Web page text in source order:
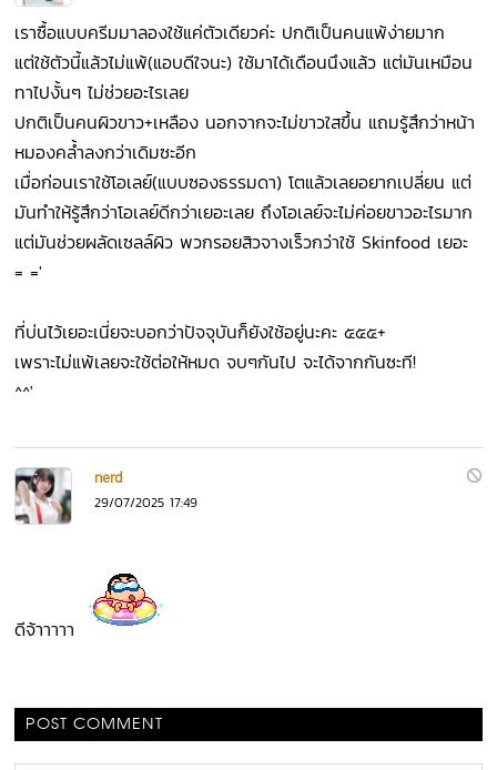
เราซื้อแบบครีมมาลองใช้แค่ตัวเดียวค่ะ ปกติเป็นคนแพ้ง่ายมาก
แต่ใช้ตัวนี้แล้วไม่แพ้(แอบดีใจนะ) ใช้มาได้เดือนนึงแล้ว แต่มันเหมือน
ทาไปงั้นๆ ไม่ช่วยอะไรเลย
ปกติเป็นคนผิวขาว+เหลือง นอกจากจะไม่ขาวใสขึ้น แถมรู้สึกว่าหน้า
หมองคล้ำลงกว่าเดิมซะอีก
เมื่อก่อนเราใช้โอเลย์(แบบซองธรรมดา) โตแล้วเลยอยากเปลี่ยน แต่
มันทำให้รู้สึกว่าโอเลย์ดีกว่าเยอะเลย ถึงโอเลย์จะไม่ค่อยขาวอะไรมาก
แต่มันช่วยผลัดเซลล์ผิว พวกรอยสิวจางเร็วกว่าใช้ Skinfood เยอะ
= ='
ที่บ่นไว้เยอะเนี่ยจะบอกว่าปัจจุบันก็ยังใช้อยู่นะคะ ๕๕๕+
เพราะไม่แพ้เลยจะใช้ต่อให้หมด จบๆกันไป จะได้จากกันซะที!
^^'
nerd
29/07/2025 17:49
ดีจ้าาาาา
POST COMMENT